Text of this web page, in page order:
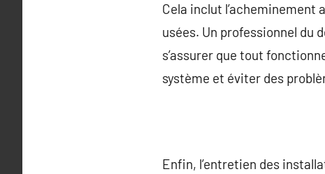
Cela inclut l’acheminement
usées. Un professionnel du
s’assurer que tout
système et éviter des
Enfin, l’entretien des